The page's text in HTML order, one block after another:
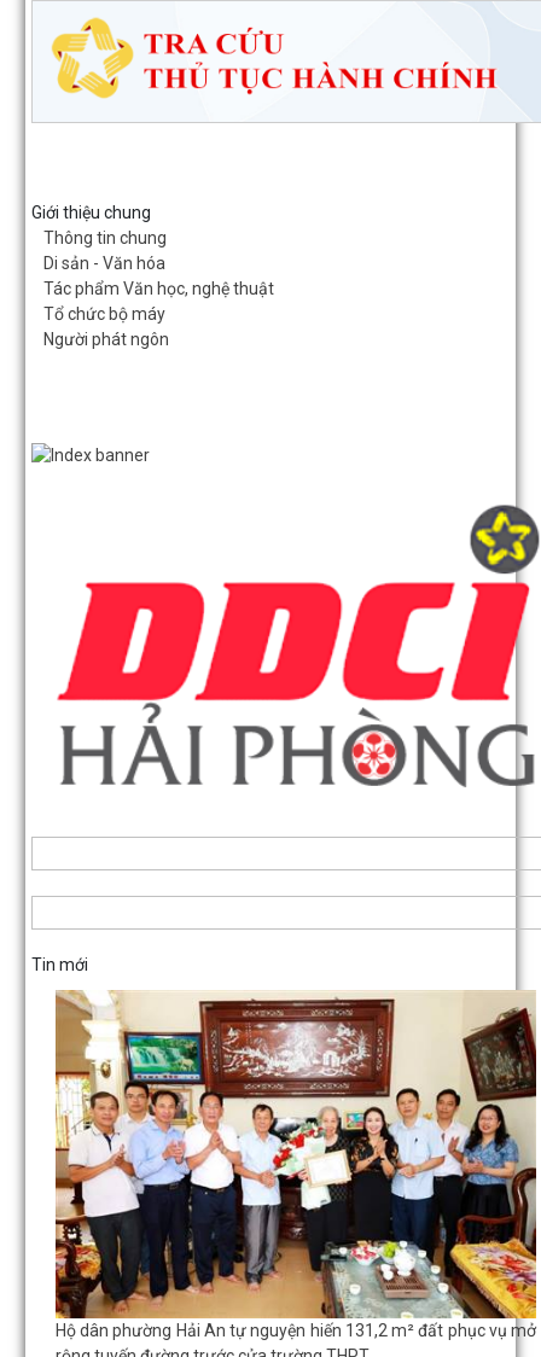
Giới thiệu chung
Thông tin chung
Di sản - Văn hóa
Tác phẩm Văn học, nghệ thuật
Tổ chức bộ máy
Người phát ngôn
Tin mới